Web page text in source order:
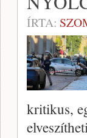
ÍRTA:
kritikus,